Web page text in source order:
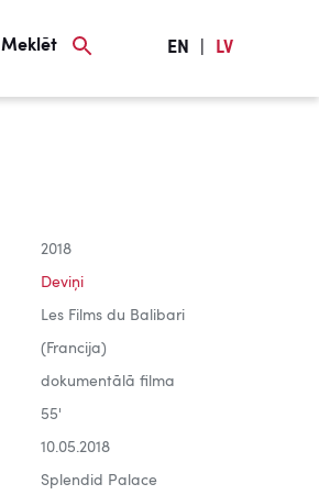
Meklēt EN LV
2018
Deviņi
Les Films du Balibari
(Francija)
dokumentālā filma
55'
10.05.2018
Splendid Palace